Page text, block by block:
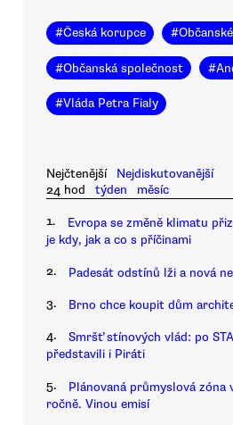
#Česká korupce #
#Občanská společnost #
#Vláda Petra Fialy
Nejčtenější
Nejdiskutovanější
24 hod
týden měsíc
1.
Evropa se změně klimatu
je kdy, jak a co s příčinami
2. Padesát odstínů lži a nová
3. Brno chce koupit dům
4.
Smršť stínových vlád: po
představili i Piráti
5.
Plánovaná průmyslová zóna
ročně. Vinou emisí